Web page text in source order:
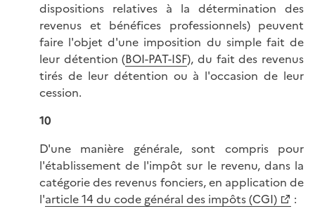
dispositions relatives à la détermination des
revenus et bénéfices professionnels) peuvent
faire l'objet d'une imposition du simple fait de
leur détention (BOI-PAT-ISF), du fait des revenus
tirés de leur détention ou à l'occasion de leur
cession.
10
D'une manière générale, sont compris pour
l'établissement de l'impôt sur le revenu, dans la
catégorie des revenus fonciers, en application de
l'article 14 du code général des impôts (CGI)
: